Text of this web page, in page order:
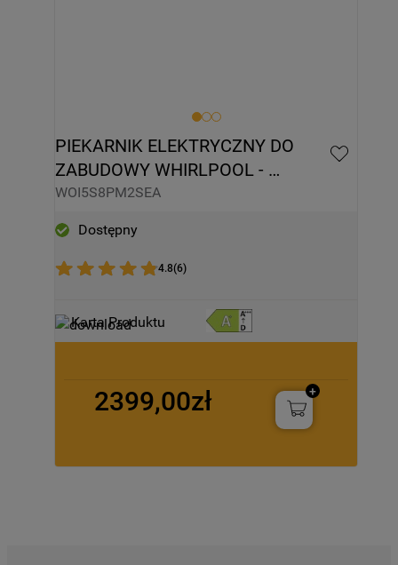
PIEKARNIK ELEKTRYCZNY DO
ZABUDOWY WHIRLPOOL -
WOI5S8PM2SEA
WOI5S8PM2SEA
Dostępny
4.8(6)
Karta Produktu
2399,00zł